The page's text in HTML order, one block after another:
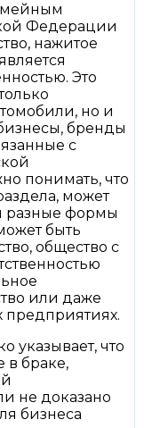
Федерации
нажитое
Это
но и
бренды
с
понимать, что
может
разные формы
быть
общество с
или даже
предприятиях.
указывает, что
в браке,
не доказано
бизнеса